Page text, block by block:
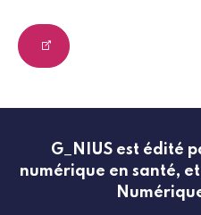
G_NIUS est édité
numérique en santé,